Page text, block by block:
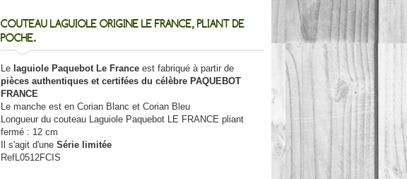
COUTEAU LAGUIOLE ORIGINE LE FRANCE, PLIANT DE
POCHE.
Le laguiole Paquebot Le France est fabriqué à partir de
pièces authentiques et certifées du célèbre PAQUEBOT
FRANCE
Le manche est en Corian Blanc et Corian Bleu
Longueur du couteau Laguiole Paquebot LE FRANCE pliant
fermé : 12 cm
Il s'agit d'une Série limitée
RefL0512FCIS